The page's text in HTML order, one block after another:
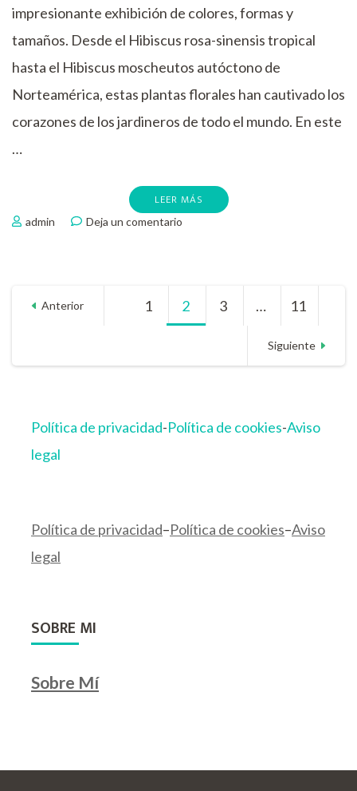
impresionante exhibición de colores, formas y
tamaños. Desde el Hibiscus rosa-sinensis tropical
hasta el Hibiscus moscheutos autóctono de
Norteamérica, estas plantas florales han cautivado los
corazones de los jardineros de todo el mundo. En este
…
LEER MÁS
admin Deja un comentario
Paginación
Anterior Página
1 Página
2 Página
3 … Página
11
Siguiente
Política de privacidad-Política de cookies-Aviso
legal
Política de privacidad–Política de cookies–Aviso
legal
SOBRE MI
Sobre Mí